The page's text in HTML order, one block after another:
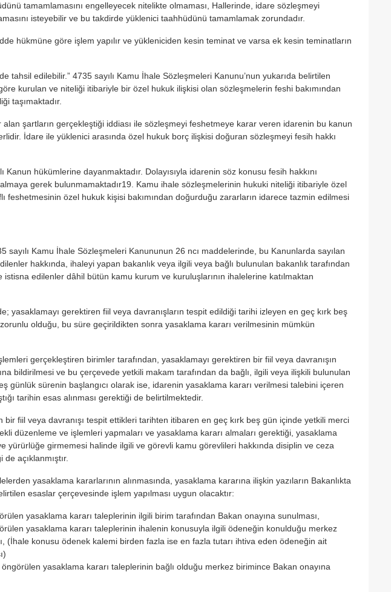
tamamlamasını engelleyecek nitelikte olmaması, Hallerinde, idare sözleşmeyi
isteyebilir ve bu takdirde yüklenici taahhüdünü tamamlamak zorundadır.
hükmüne göre işlem yapılır ve yükleniciden kesin teminat ve varsa ek kesin teminatların
tahsil edilebilir.” 4735 sayılı Kamu İhale Sözleşmeleri Kanunu’nun yukarıda belirtilen
kurulan ve niteliği itibariyle bir özel hukuk ilişkisi olan sözleşmelerin feshi bakımından
taşımaktadır.
şartların gerçekleştiği iddiası ile sözleşmeyi feshetmeye karar veren idarenin bu kanun
İdare ile yüklenici arasında özel hukuk borç ilişkisi doğuran sözleşmeyi fesih hakkı
hükümlerine dayanmaktadır. Dolayısıyla idarenin söz konusu fesih hakkını
gerek bulunmamaktadır19. Kamu ihale sözleşmelerinin hukuki niteliği itibariyle özel
feshetmesinin özel hukuk kişisi bakımından doğurduğu zararların idarece tazmin edilmesi
sayılı Kamu İhale Sözleşmeleri Kanununun 26 ncı maddelerinde, bu Kanunlarda sayılan
hakkında, ihaleyi yapan bakanlık veya ilgili veya bağlı bulunulan bakanlık tarafından
edilenler dâhil bütün kamu kurum ve kuruluşlarının ihalelerine katılmaktan
yasaklamayı gerektiren fiil veya davranışların tespit edildiği tarihi izleyen en geç kırk beş
olduğu, bu süre geçirildikten sonra yasaklama kararı verilmesinin mümkün
gerçekleştiren birimler tarafından, yasaklamayı gerektiren bir fiil veya davranışın
bildirilmesi ve bu çerçevede yetkili makam tarafından da bağlı, ilgili veya ilişkili bulunulan
günlük sürenin başlangıcı olarak ise, idarenin yasaklama kararı verilmesi talebini içeren
tarihin esas alınması gerektiği de belirtilmektedir.
fiil veya davranışı tespit ettikleri tarihten itibaren en geç kırk beş gün içinde yetkili merci
düzenleme ve işlemleri yapmaları ve yasaklama kararı almaları gerektiği, yasaklama
yürürlüğe girmemesi halinde ilgili ve görevli kamu görevlileri hakkında disiplin ve ceza
açıklanmıştır.
yasaklama kararlarının alınmasında, yasaklama kararına ilişkin yazıların Bakanlıkta
esaslar çerçevesinde işlem yapılması uygun olacaktır:
yasaklama kararı taleplerinin ilgili birim tarafından Bakan onayına sunulması,
yasaklama kararı taleplerinin ihalenin konusuyla ilgili ödeneğin konulduğu merkez
(İhale konusu ödenek kalemi birden fazla ise en fazla tutarı ihtiva eden ödeneğin ait
yasaklama kararı taleplerinin bağlı olduğu merkez birimince Bakan onayına